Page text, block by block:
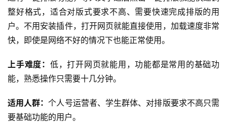
整好格式，适合对版式要求不高、需要快速完成排版的用
户。不用安装插件，打开网页就能直接使用，加载速度非常
快，即使是网络不好的情况下也能正常使用。
上手难度： 低，打开网页就能用，功能都是常用的基础功
能，熟悉操作只需要十几分钟。
适用人群：个人号运营者、学生群体、对排版要求不高只需
要基础功能的用户。